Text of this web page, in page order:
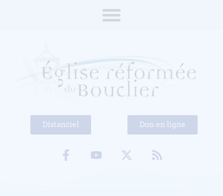
Distanciel Don en ligne